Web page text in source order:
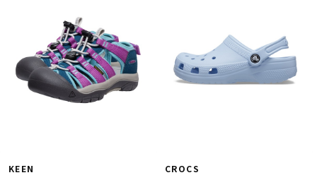
KEEN CROCS